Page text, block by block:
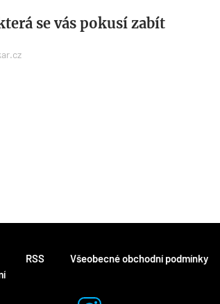
se vás pokusí zabít
RSS Všeobecné obchodní podmínky